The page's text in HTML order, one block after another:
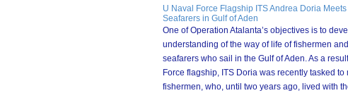
U Naval Force Flagship ITS Andrea Doria Meets
Seafarers in Gulf of Aden
One of Operation Atalanta’s objectives is to
understanding of the way of life of fishermen
seafarers who sail in the Gulf of Aden. As a
Force flagship, ITS Doria was recently tasked to
fishermen, who, until two years ago, lived with